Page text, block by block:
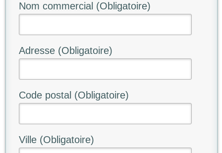
Nom commercial (Obligatoire)
Adresse (Obligatoire)
Code postal (Obligatoire)
Ville (Obligatoire)